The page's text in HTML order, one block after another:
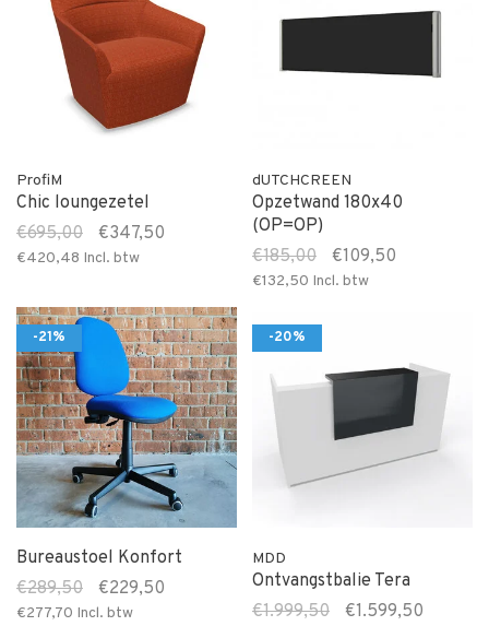
ProfiM
Chic loungezetel
€695,00
€347,50
€420,48 Incl. btw
dUTCHCREEN
Opzetwand 180x40
(OP=OP)
€185,00
€109,50
€132,50 Incl. btw
-21%
Bureaustoel Konfort
€289,50
€229,50
€277,70 Incl. btw
-20%
MDD
Ontvangstbalie Tera
€1.999,50
€1.599,50